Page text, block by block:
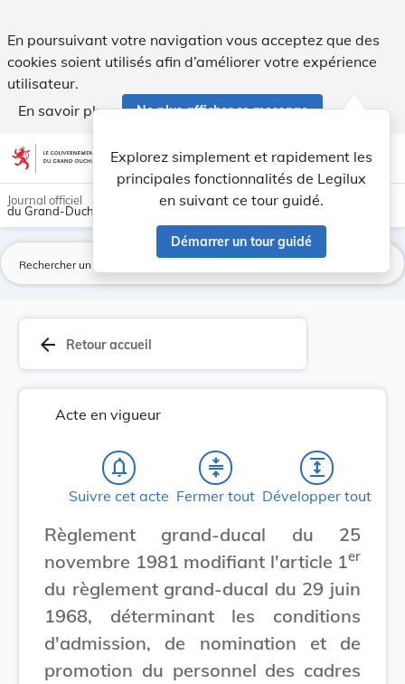
En poursuivant votre navigation vous acceptez que des
cookies soient utilisés afin d’améliorer votre expérience
utilisateur.
En savoir plus
Ne plus afficher ce message
Aller au contenu account_circle help Aide
Explorez simplement et rapidement les
principales fonctionnalités de Legilux
en suivant ce tour guidé.
Démarrer un tour guidé
light_mode dark_mode
Journal officiel
du Grand-Duché de Luxembourg
arrow_back Retour accueil
Acte en vigueur
notifications_none
Suivre cet acte
compress
Fermer tout
expand
Développer tout
Règlement grand-ducal du 25
novembre 1981 modifiant l'article 1er
du règlement grand-ducal du 29 juin
1968, déterminant les conditions
d'admission, de nomination et de
promotion du personnel des cadres